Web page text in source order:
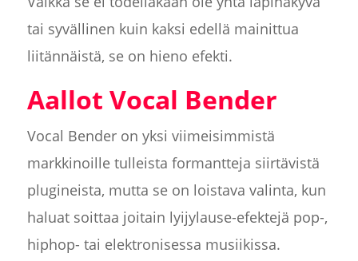
tai syvällinen kuin kaksi edellä mainittua
liitännäistä, se on hieno efekti.
Aallot Vocal Bender
Vocal Bender on yksi viimeisimmistä
markkinoille tulleista formantteja siirtävistä
plugineista, mutta se on loistava valinta, kun
haluat soittaa joitain lyijylause-efektejä pop-,
hiphop- tai elektronisessa musiikissa.